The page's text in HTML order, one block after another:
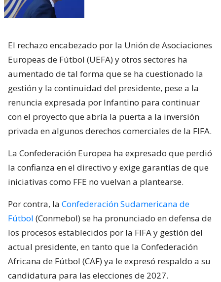
El rechazo encabezado por la Unión de Asociaciones
Europeas de Fútbol (UEFA) y otros sectores ha
aumentado de tal forma que se ha cuestionado la
gestión y la continuidad del presidente, pese a la
renuncia expresada por Infantino para continuar
con el proyecto que abría la puerta a la inversión
privada en algunos derechos comerciales de la FIFA.
La Confederación Europea ha expresado que perdió
la confianza en el directivo y exige garantías de que
iniciativas como FFE no vuelvan a plantearse.
Por contra, la Confederación Sudamericana de
Fútbol (Conmebol) se ha pronunciado en defensa de
los procesos establecidos por la FIFA y gestión del
actual presidente, en tanto que la Confederación
Africana de Fútbol (CAF) ya le expresó respaldo a su
candidatura para las elecciones de 2027.